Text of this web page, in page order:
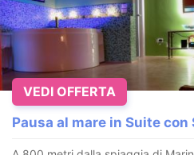
Pausa al mare in Suite
VEDI OFFERTA